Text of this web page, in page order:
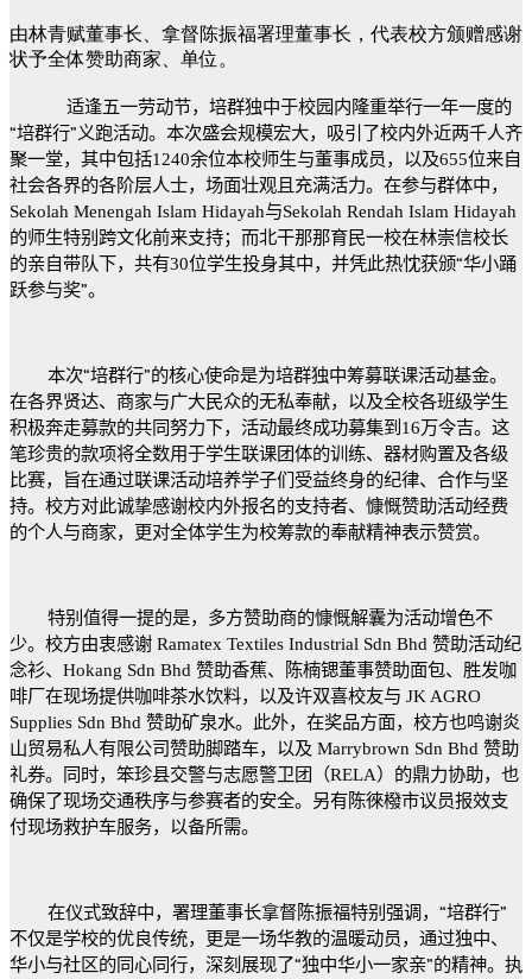
由林青赋董事长、拿督陈振福署理董事长，代表校方颁赠感谢
状予全体赞助商家、单位。
适逢五一劳动节，培群独中于校园内隆重举行一年一度的
“培群行”义跑活动。本次盛会规模宏大，吸引了校内外近两千人齐
聚一堂，其中包括1240余位本校师生与董事成员，以及655位来自
社会各界的各阶层人士，场面壮观且充满活力。在参与群体中，
Sekolah Menengah Islam Hidayah与Sekolah Rendah Islam Hidayah
的师生特别跨文化前来支持；而北干那那育民一校在林崇信校长
的亲自带队下，共有30位学生投身其中，并凭此热忱获颁“华小踊
跃参与奖”。
本次“培群行”的核心使命是为培群独中筹募联课活动基金。
在各界贤达、商家与广大民众的无私奉献，以及全校各班级学生
积极奔走募款的共同努力下，活动最终成功募集到 16万令吉。这
笔珍贵的款项将全数用于学生联课团体的训练、器材购置及各级
比赛，旨在通过联课活动培养学子们受益终身的纪律、合作与坚
持。校方对此诚挚感谢校内外报名的支持者、慷慨赞助活动经费
的个人与商家，更对全体学生为校筹款的奉献精神表示赞赏。
特别值得一提的是，多方赞助商的慷慨解囊为活动增色不
少。校方由衷感谢 Ramatex Textiles Industrial Sdn Bhd 赞助活动纪
念衫、 Hokang Sdn Bhd 赞助香蕉、陈楠锶董事赞助面包、胜发咖
啡厂在现场提供咖啡茶水饮料，以及许双喜校友与 JK AGRO
Supplies Sdn Bhd 赞助矿泉水。此外，在奖品方面，校方也鸣谢炎
山贸易私人有限公司赞助脚踏车，以及 Marrybrown Sdn Bhd 赞助
礼券。同时，笨珍县交警与志愿警卫团（RELA）的鼎力协助，也
确保了现场交通秩序与参赛者的安全。另有陈徠橃市议员报效支
付现场救护车服务，以备所需。
在仪式致辞中，署理董事长拿督陈振福特别强调， “培群行”
不仅是学校的优良传统，更是一场华教的温暖动员，通过独中、
华小与社区的同心同行，深刻展现了“独中华小一家亲”的精神。执